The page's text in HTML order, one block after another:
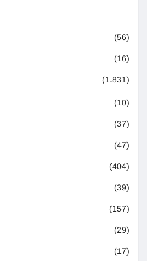
(56)
(16)
(1.831)
(10)
(37)
(47)
(404)
(39)
(157)
(29)
(17)